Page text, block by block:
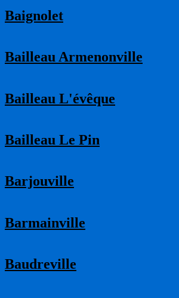
Baignolet
Bailleau Armenonville
Bailleau L'évêque
Bailleau Le Pin
Barjouville
Barmainville
Baudreville